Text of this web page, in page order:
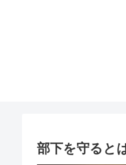
部下を守ると